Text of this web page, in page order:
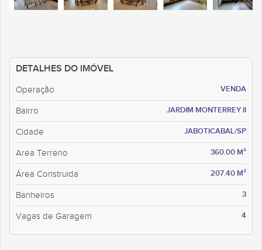
DETALHES DO IMÓVEL
Operação VENDA
Bairro JARDIM MONTERREY II
Cidade JABOTICABAL/SP
Area Terreno 360.00 M²
Área Construida 207.40 M²
Banheiros 3
Vagas de Garagem 4